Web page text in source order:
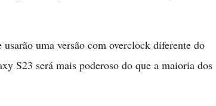
uma versão com overclock diferente do
S23 será mais poderoso do que a maioria dos